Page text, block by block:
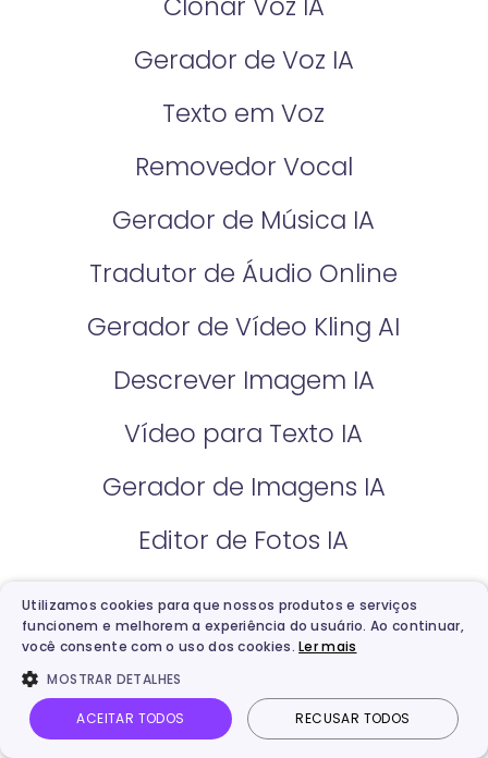
Gerador de Voz IA
Texto em Voz
Removedor Vocal
Gerador de Música IA
Tradutor de Áudio Online
Gerador de Vídeo Kling AI
Descrever Imagem IA
Vídeo para Texto IA
Gerador de Imagens IA
Editor de Fotos IA
Correção de Cores da Foto IA​
Extensor de Imagem IA
Gerador de Podcast IA
Utilizamos cookies para que nossos produtos e serviços
funcionem e melhorem a experiência do usuário. Ao continuar,
você consente com o uso dos cookies.Ler mais
MOSTRAR DETALHES
ACEITAR TODOS RECUSAR TODOS